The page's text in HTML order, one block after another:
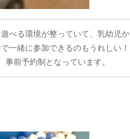
べる環境が整っていて、乳幼児か
一緒に参加できるのもうれしい！
前予約制となっています。